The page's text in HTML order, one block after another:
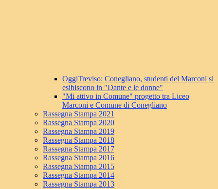
OggiTreviso: Conegliano, studenti del Marconi si
esibiscono in "Dante e le donne"
"Mi attivo in Comune" progetto tra Liceo
Marconi e Comune di Conegliano
Rassegna Stampa 2021
Rassegna Stampa 2020
Rassegna Stampa 2019
Rassegna Stampa 2018
Rassegna Stampa 2017
Rassegna Stampa 2016
Rassegna Stampa 2015
Rassegna Stampa 2014
Rassegna Stampa 2013